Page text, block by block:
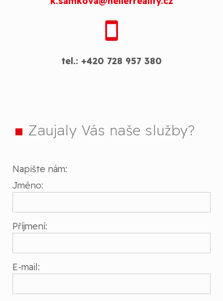
tel.: +420 728 957 380
Zaujaly Vás naše služby?
Napište nám:
Jméno:
Příjmení:
E-mail: